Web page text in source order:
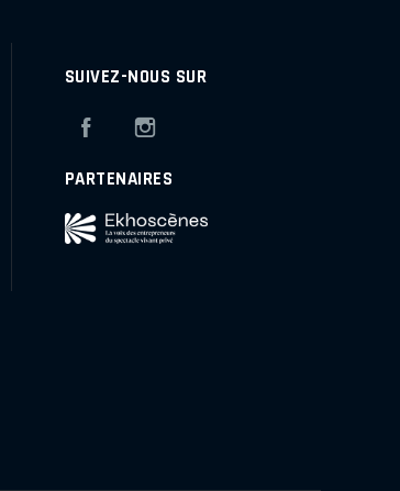
SUIVEZ-NOUS SUR
Facebook
PARTENAIRES